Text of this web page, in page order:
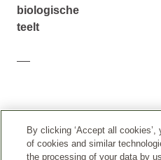
biologische
teelt
By clicking ‘Accept all
of cookies and similar
the processing of your data by